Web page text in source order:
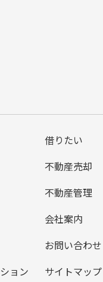
借りたい
不動産売却
不動産管理
会社案内
お問い合わせ
ョン
サイトマップ